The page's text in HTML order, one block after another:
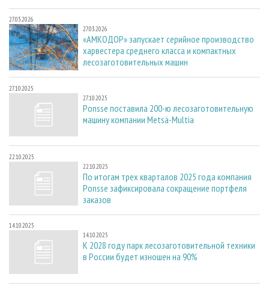
27.03.2026
27.03.2026
«АМКОДОР» запускает серийное производство
харвестера среднего класса и компактных
лесозаготовительных машин
27.10.2025
27.10.2025
Ponsse поставила 200-ю лесозаготовительную
машину компании Metsä-Multia
22.10.2025
22.10.2025
По итогам трех кварталов 2025 года компания
Ponsse зафиксировала сокращение портфеля
заказов
14.10.2025
14.10.2025
К 2028 году парк лесозаготовительной техники
в России будет изношен на 90%